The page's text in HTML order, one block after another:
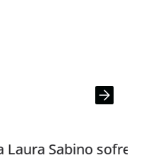
Sabino sofre